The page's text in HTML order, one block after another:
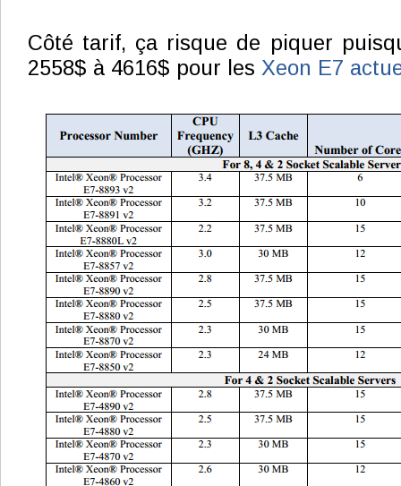
Côté tarif, ça risque de piquer
2558$ à 4616$ pour les Xeon E7